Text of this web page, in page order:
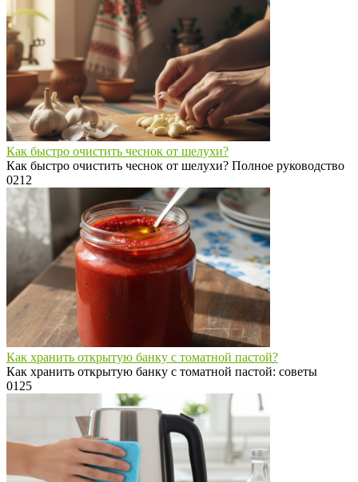
Как быстро очистить чеснок от шелухи?
Как быстро очистить чеснок от шелухи? Полное руководство
0212
Как хранить открытую банку с томатной пастой?
Как хранить открытую банку с томатной пастой: советы
0125